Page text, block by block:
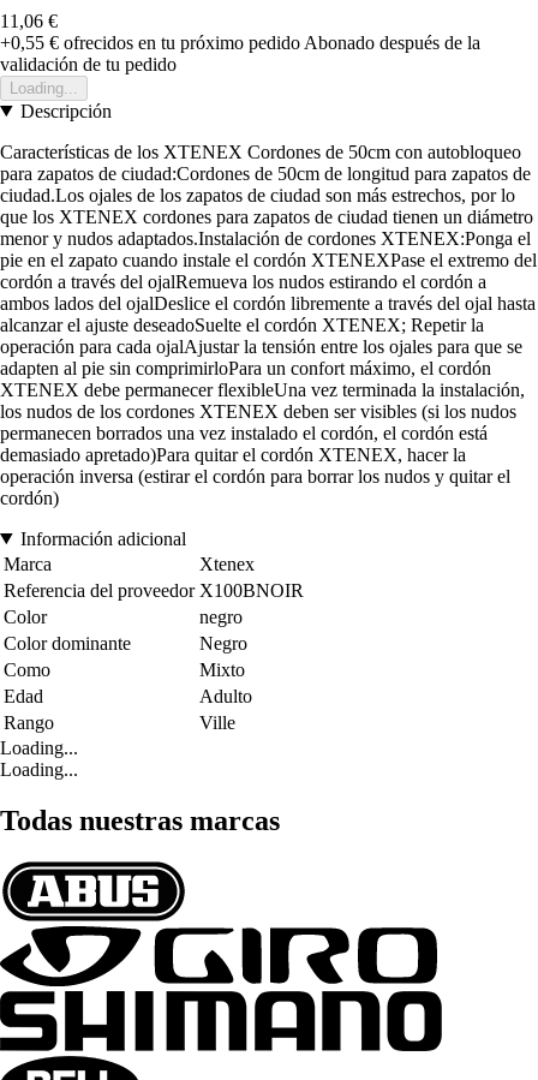
11,06 €
+0,55 € ofrecidos en tu próximo pedido Abonado después de la
validación de tu pedido
Loading...
Descripción
Características de los XTENEX Cordones de 50cm con autobloqueo
para zapatos de ciudad:Cordones de 50cm de longitud para zapatos de
ciudad.Los ojales de los zapatos de ciudad son más estrechos, por lo
que los XTENEX cordones para zapatos de ciudad tienen un diámetro
menor y nudos adaptados.Instalación de cordones XTENEX:Ponga el
pie en el zapato cuando instale el cordón XTENEXPase el extremo del
cordón a través del ojalRemueva los nudos estirando el cordón a
ambos lados del ojalDeslice el cordón libremente a través del ojal hasta
alcanzar el ajuste deseadoSuelte el cordón XTENEX; Repetir la
operación para cada ojalAjustar la tensión entre los ojales para que se
adapten al pie sin comprimirloPara un confort máximo, el cordón
XTENEX debe permanecer flexibleUna vez terminada la instalación,
los nudos de los cordones XTENEX deben ser visibles (si los nudos
permanecen borrados una vez instalado el cordón, el cordón está
demasiado apretado)Para quitar el cordón XTENEX, hacer la
operación inversa (estirar el cordón para borrar los nudos y quitar el
cordón)
Información adicional
Marca
Xtenex
Referencia del proveedor X100BNOIR
Color
negro
Color dominante
Negro
Como
Mixto
Edad
Adulto
Rango
Ville
Loading...
Loading...
Todas nuestras marcas